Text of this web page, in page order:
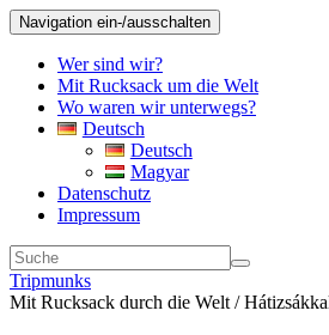
Navigation ein-/ausschalten
Wer sind wir?
Mit Rucksack um die Welt
Wo waren wir unterwegs?
Deutsch
Deutsch
Magyar
Datenschutz
Impressum
Tripmunks
Mit Rucksack durch die Welt /